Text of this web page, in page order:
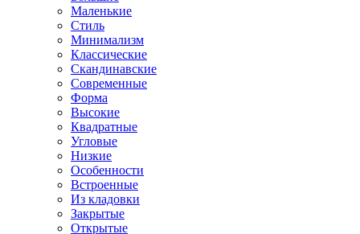
Маленькие
Стиль
Минимализм
Классические
Скандинавские
Современные
Форма
Высокие
Квадратные
Угловые
Низкие
Особенности
Встроенные
Из кладовки
Закрытые
Открытые